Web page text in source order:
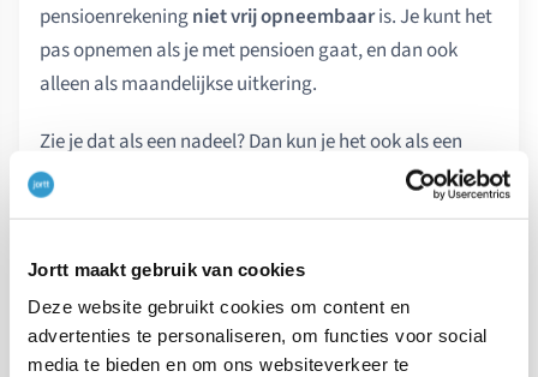
Jortt maakt gebruik van cookies
Deze website gebruikt cookies om content en
advertenties te personaliseren, om functies voor social
media te bieden en om ons websiteverkeer te
pensioenrekeningniet vrij opneembaaris. Je kunt het
pas opnemen als je met pensioen gaat, en dan ook
alleen als maandelijkse uitkering.
Zie je dat als een nadeel? Dan kun je het ook als een
voordeel bekijken. Het betekent namelijk dat jeniet in
de verleiding komt om het tussentijds uit te geven
De les uit The Millionaire Next Door:
Automatisch sparen en investeren is de sleutel